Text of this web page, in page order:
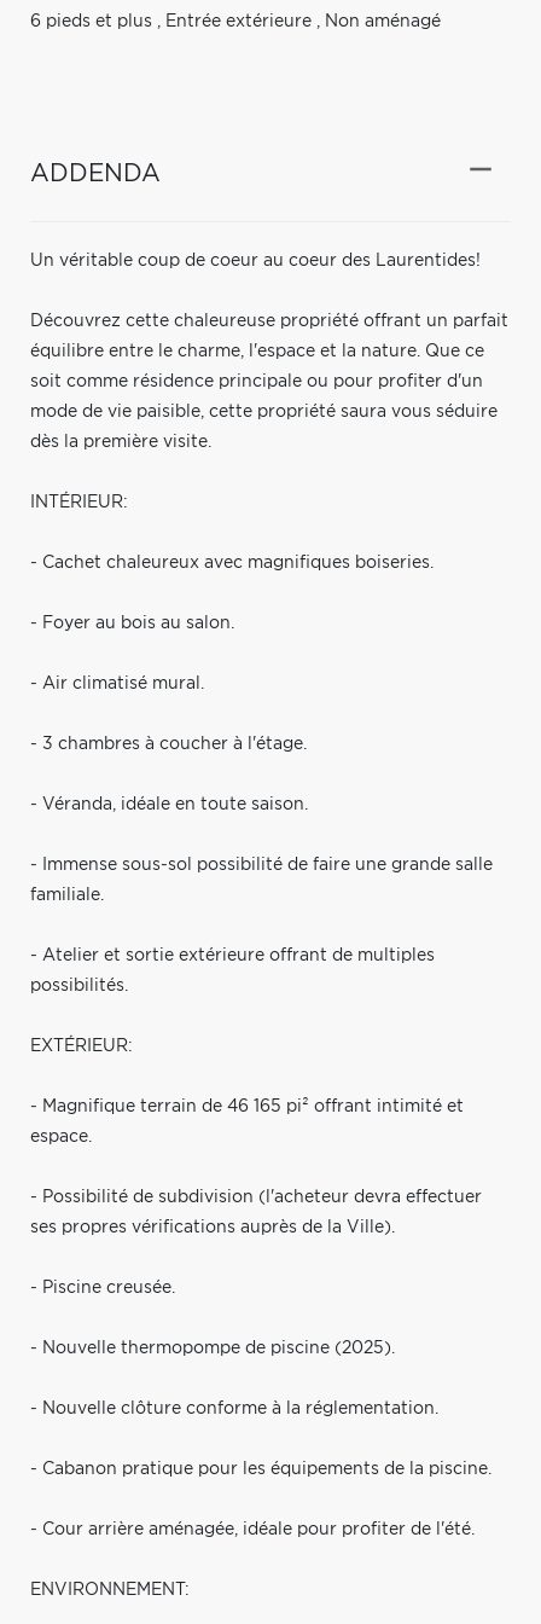
6 pieds et plus , Entrée extérieure , Non aménagé
ADDENDA
Un véritable coup de coeur au coeur des Laurentides!
Découvrez cette chaleureuse propriété offrant un parfait
équilibre entre le charme, l'espace et la nature. Que ce
soit comme résidence principale ou pour profiter d'un
mode de vie paisible, cette propriété saura vous séduire
dès la première visite.
INTÉRIEUR:
- Cachet chaleureux avec magnifiques boiseries.
- Foyer au bois au salon.
- Air climatisé mural.
- 3 chambres à coucher à l'étage.
- Véranda, idéale en toute saison.
- Immense sous-sol possibilité de faire une grande salle
familiale.
- Atelier et sortie extérieure offrant de multiples
possibilités.
EXTÉRIEUR:
- Magnifique terrain de 46 165 pi² offrant intimité et
espace.
- Possibilité de subdivision (l'acheteur devra effectuer
ses propres vérifications auprès de la Ville).
- Piscine creusée.
- Nouvelle thermopompe de piscine (2025).
- Nouvelle clôture conforme à la réglementation.
- Cabanon pratique pour les équipements de la piscine.
- Cour arrière aménagée, idéale pour profiter de l'été.
ENVIRONNEMENT: